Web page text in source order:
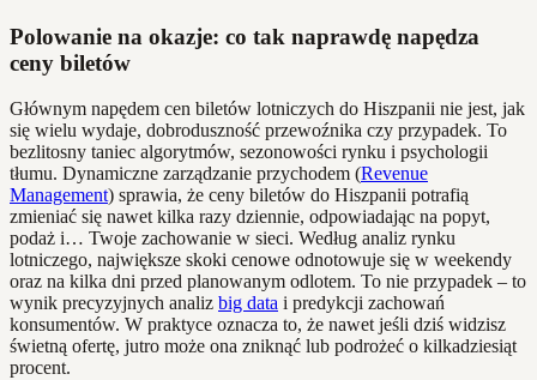
Polowanie na okazje: co tak naprawdę napędza
ceny biletów
Głównym napędem cen biletów lotniczych do Hiszpanii nie jest, jak
się wielu wydaje, dobroduszność przewoźnika czy przypadek. To
bezlitosny taniec algorytmów, sezonowości rynku i psychologii
tłumu. Dynamiczne zarządzanie przychodem (Revenue
Management) sprawia, że ceny biletów do Hiszpanii potrafią
zmieniać się nawet kilka razy dziennie, odpowiadając na popyt,
podaż i… Twoje zachowanie w sieci. Według analiz rynku
lotniczego, największe skoki cenowe odnotowuje się w weekendy
oraz na kilka dni przed planowanym odlotem. To nie przypadek – to
wynik precyzyjnych analiz big data i predykcji zachowań
konsumentów. W praktyce oznacza to, że nawet jeśli dziś widzisz
świetną ofertę, jutro może ona zniknąć lub podrożeć o kilkadziesiąt
procent.